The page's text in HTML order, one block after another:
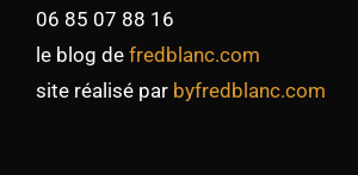
06 85 07 88 16
le blog de fredblanc.com
site réalisé par byfredblanc.com